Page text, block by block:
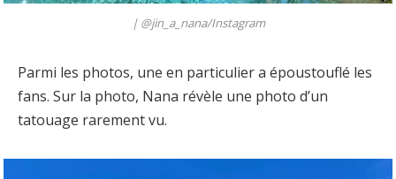
| @jin_a_nana/Instagram
Parmi les photos, une en particulier a époustouflé les
fans. Sur la photo, Nana révèle une photo d’un
tatouage rarement vu.